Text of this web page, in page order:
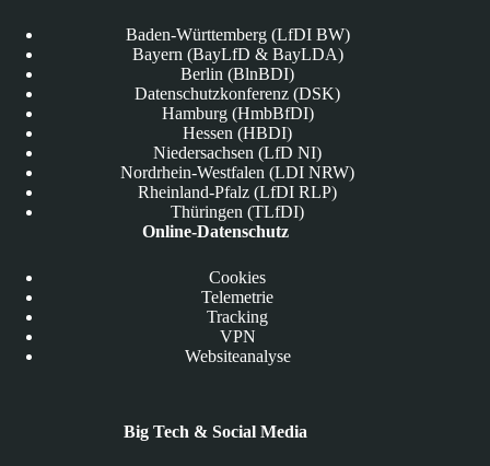
Baden-Württemberg (LfDI BW)
Bayern (BayLfD & BayLDA)
Berlin (BlnBDI)
Datenschutzkonferenz (DSK)
Hamburg (HmbBfDI)
Hessen (HBDI)
Niedersachsen (LfD NI)
Nordrhein-Westfalen (LDI NRW)
Rheinland-Pfalz (LfDI RLP)
Thüringen (TLfDI)
Online-Datenschutz
Cookies
Telemetrie
Tracking
VPN
Websiteanalyse
Big Tech & Social Media